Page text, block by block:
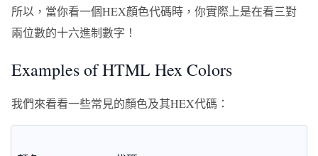
所以，當你看一個HEX顏色代碼時，你實際上是在看三對
兩位數的十六進制數字！
Examples of HTML Hex Colors
我們來看看一些常見的顏色及其HEX代碼：